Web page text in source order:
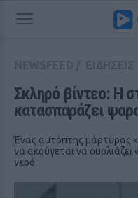
Σκληρό βίντεο: Η
κατασπαράζει
Ένας αυτόπτης μάρτυρας
να ακούγεται να
νερό